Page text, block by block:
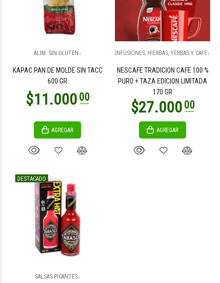
ALIM. SIN GLUTEN↓
KAPAC PAN DE MOLDE SIN TACC
600 GR
AGREGAR
INFUSIONES, HIERBAS, YERBAS Y CAFE↓
NESCAFE TRADICION CAFE 100 %
PURO + TAZA EDICION LIMITADA
170 GR
AGREGAR
DESTACADO
SALSAS PICANTES↓